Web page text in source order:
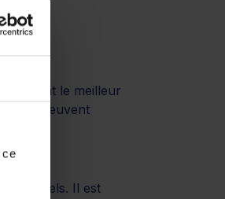
ce
offrent le meilleur
Ils peuvent
Il est